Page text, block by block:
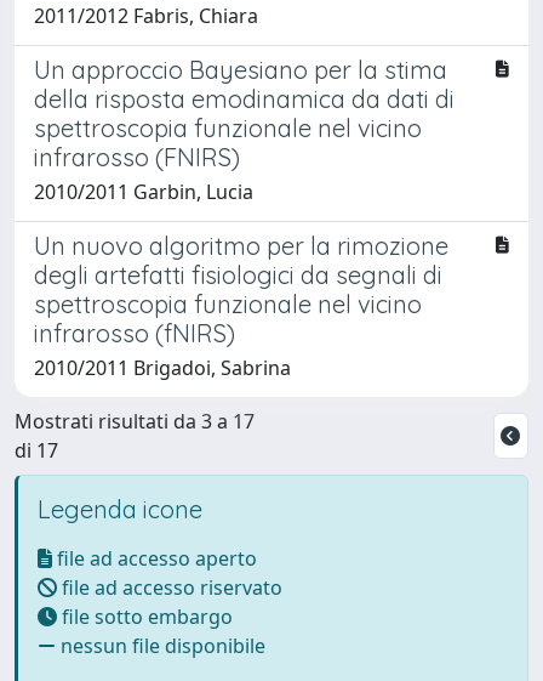
2011/2012 Fabris, Chiara
Un approccio Bayesiano per la stima
della risposta emodinamica da dati di
spettroscopia funzionale nel vicino
infrarosso (FNIRS)
2010/2011 Garbin, Lucia
Un nuovo algoritmo per la rimozione
degli artefatti fisiologici da segnali di
spettroscopia funzionale nel vicino
infrarosso (fNIRS)
2010/2011 Brigadoi, Sabrina
Mostrati risultati da 3 a 17
di 17
Legenda icone
file ad accesso aperto
file ad accesso riservato
file sotto embargo
nessun file disponibile